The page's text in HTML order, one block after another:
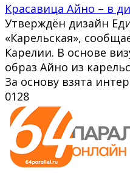
Красавица Айно – в
Утверждён дизайн
«Карельская»,
Карелии. В основе
образ Айно из
За основу взята
0128